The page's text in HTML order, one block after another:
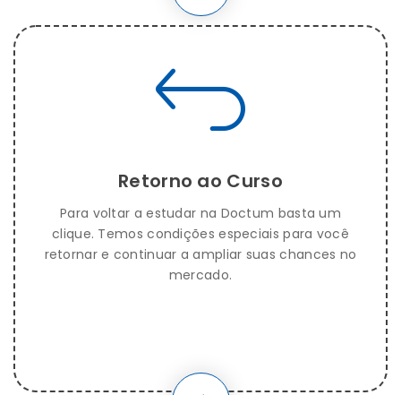
Retorno ao Curso
Para voltar a estudar na Doctum basta um
clique. Temos condições especiais para você
retornar e continuar a ampliar suas chances no
mercado.